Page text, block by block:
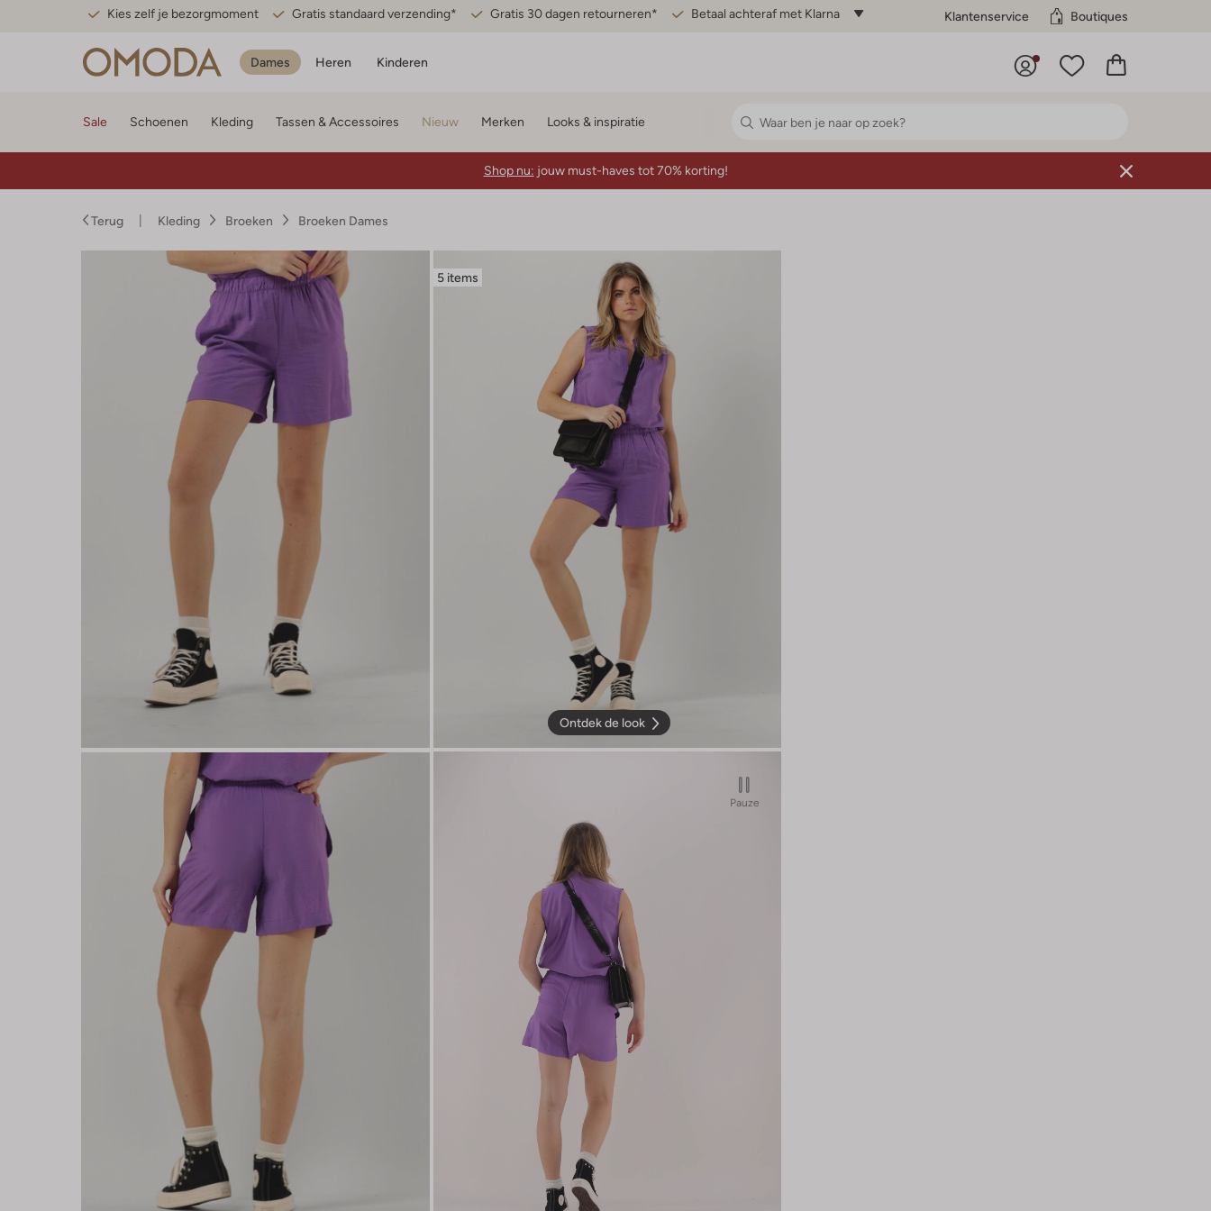
Kies zelf je bezorgmoment Gratis standaard verzending* Gratis 30 dagen retourneren* Betaal achteraf met Klarna Klantenservice Boutiques
Dames Heren Kinderen
Sale Schoenen Kleding Tassen & Accessoires Nieuw Merken Looks & inspiratie
Shop nu: jouw must-haves tot 70% korting!
Terug Kleding Broeken Broeken Dames
5 items
Ontdek de look
Pauze